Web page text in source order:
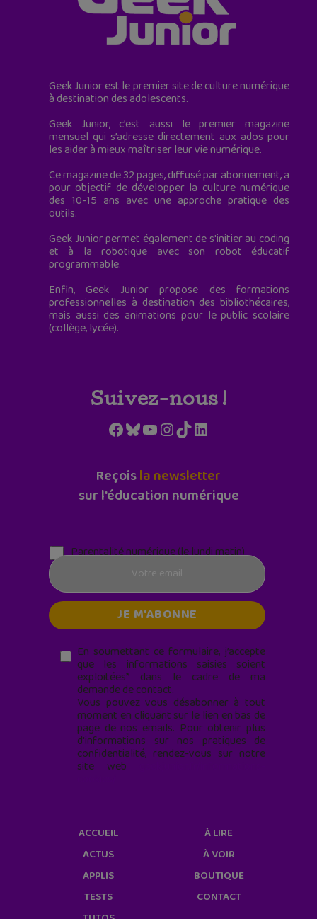
Geek Junior est le premier site de culture numérique
à destination des adolescents.
Geek Junior, c’est aussi le premier magazine
mensuel qui s’adresse directement aux ados pour
les aider à mieux maîtriser leur vie numérique.
Ce magazine de 32 pages, diffusé par abonnement, a
pour objectif de développer la culture numérique
des 10-15 ans avec une approche pratique des
outils.
Geek Junior permet également de s'initier au coding
et à la robotique avec son robot éducatif
programmable.
Enfin, Geek Junior propose des formations
professionnelles à destination des bibliothécaires,
mais aussi des animations pour le public scolaire
(collège, lycée).
Suivez-nous !
Facebook
Bluesky
YouTube
Instagram
TikTokLinkedIn
Reçoisla newsletter
sur l'éducation numérique
Parentalité numérique (le lundi matin)
En soumettant ce formulaire, j’accepte
que les informations saisies soient
exploitées* dans le cadre de ma
demande de contact.
Vous pouvez vous désabonner à tout
moment en cliquant sur le lien en bas de
page de nos emails. Pour obtenir plus
d'informations sur nos pratiques de
confidentialité, rendez-vous sur notre
site web
ACCUEIL
ACTUS
APPLIS
TESTS
À LIRE
À VOIR
BOUTIQUE
CONTACT